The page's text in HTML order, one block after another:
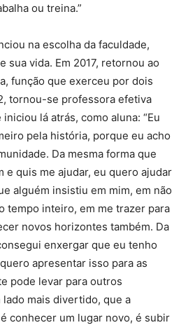
ou treina.”
na escolha da faculdade,
sua vida. Em 2017, retornou ao
função que exerceu por dois
tornou-se professora efetiva
lá atrás, como aluna: “Eu
pela história, porque eu acho
Da mesma forma que
e quis me ajudar, eu quero ajudar
alguém insistiu em mim, em não
tempo inteiro, em me trazer para
novos horizontes também. Da
enxergar que eu tenho
apresentar isso para as
pode levar para outros
mais divertido, que a
conhecer um lugar novo, é subir